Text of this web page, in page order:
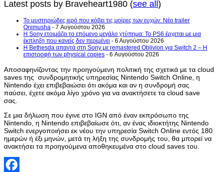
Latest posts by Braveheart1980 (see all)
Το μυστηριώδες ιερό που κόβει τις μοίρες των ευχών: Νέο trailer
Onimusha - 7 Αυγούστου 2026
Η Sony ετοιμάζει το επόμενο μεγάλο χτύπημα: Το PS6 έρχεται με μια
έκπληξη που κανείς δεν περιμένει - 6 Αυγούστου 2026
Η Bethesda απαντά στη Sony με remastered Oblivion για Switch 2 – Η
επιστροφή των physical copies - 6 Αυγούστου 2026
Αποσαφηνίζοντας την προηγούμενη πολιτική της σχετικά με τα cloud
saves της συνδρομητικής υπηρεσίας Nintendo Switch Online, η
Nintendo έχει επιβεβαιώσει ότι ακόμα και αν η συνδρομή σας
παύσει, έχετε ακόμα λίγο χρόνο για να ανακτήσετε τα cloud save
σας.
Σε μια δήλωση που έγινε στο IGN από έναν εκπρόσωπο της
Nintendo, η Nintendo επιβεβαίωσε ότι, αν ένας ιδιοκτήτης Nintendo
Switch ενεργοποιήσει εκ νέου την υπηρεσία Switch Online εντός 180
ημερών ή έξι μηνών, μετά τη λήξη της συνδρομής του, θα μπορεί να
ανακτήσει τα προηγούμενα αποθηκευμένα στο cloud saves του.